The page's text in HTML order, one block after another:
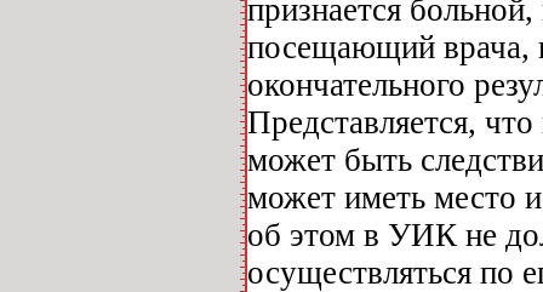
признается
посещающий врача,
окончательного
Представляется,
может быть
может иметь место
об этом в УИК не
осуществляться по